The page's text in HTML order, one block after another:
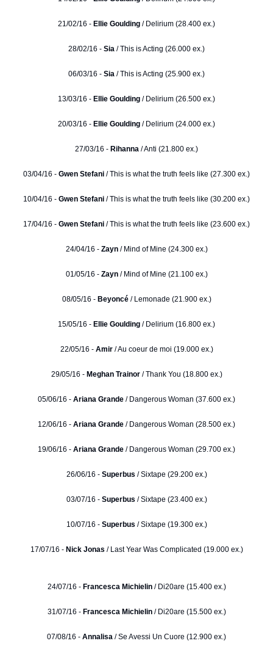
21/02/16 - Ellie Goulding / Delirium (28.400 ex.)
28/02/16 - Sia / This is Acting (26.000 ex.)
06/03/16 - Sia / This is Acting (25.900 ex.)
13/03/16 - Ellie Goulding / Delirium (26.500 ex.)
20/03/16 - Ellie Goulding / Delirium (24.000 ex.)
27/03/16 - Rihanna / Anti (21.800 ex.)
03/04/16 - Gwen Stefani / This is what the truth feels like (27.300 ex.)
10/04/16 - Gwen Stefani / This is what the truth feels like (30.200 ex.)
17/04/16 - Gwen Stefani / This is what the truth feels like (23.600 ex.)
24/04/16 - Zayn / Mind of Mine (24.300 ex.)
01/05/16 - Zayn / Mind of Mine (21.100 ex.)
08/05/16 - Beyoncé / Lemonade (21.900 ex.)
15/05/16 - Ellie Goulding / Delirium (16.800 ex.)
22/05/16 - Amir / Au coeur de moi (19.000 ex.)
29/05/16 - Meghan Trainor/ Thank You (18.800 ex.)
05/06/16 - Ariana Grande / Dangerous Woman (37.600 ex.)
12/06/16 - Ariana Grande / Dangerous Woman (28.500 ex.)
19/06/16 - Ariana Grande / Dangerous Woman (29.700 ex.)
26/06/16 - Superbus / Sixtape (29.200 ex.)
03/07/16 - Superbus / Sixtape (23.400 ex.)
10/07/16 - Superbus / Sixtape (19.300 ex.)
17/07/16 - Nick Jonas / Last Year Was Complicated (19.000 ex.)
24/07/16 - Francesca Michielin/ Di20are (15.400 ex.)
31/07/16 - Francesca Michielin/ Di20are (15.500 ex.)
07/08/16 - Annalisa / Se Avessi Un Cuore (12.900 ex.)